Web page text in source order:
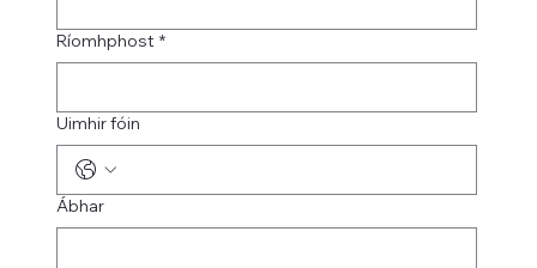
Ríomhphost *
Uimhir fóin
Ábhar